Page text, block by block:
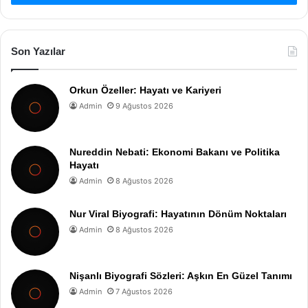
Son Yazılar
Orkun Özeller: Hayatı ve Kariyeri
Admin 9 Ağustos 2026
Nureddin Nebati: Ekonomi Bakanı ve Politika
Hayatı
Admin 8 Ağustos 2026
Nur Viral Biyografi: Hayatının Dönüm Noktaları
Admin 8 Ağustos 2026
Nişanlı Biyografi Sözleri: Aşkın En Güzel Tanımı
Admin 7 Ağustos 2026